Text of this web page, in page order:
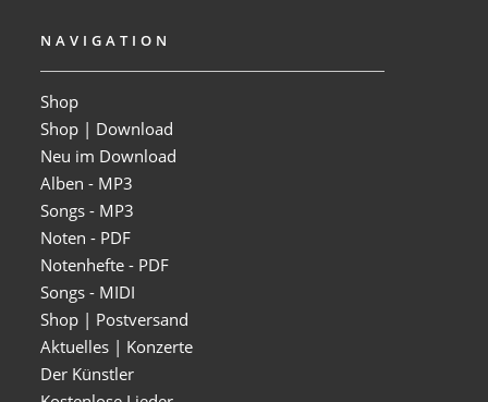
NAVIGATION
Shop
Shop | Download
Neu im Download
Alben - MP3
Songs - MP3
Noten - PDF
Notenhefte - PDF
Songs - MIDI
Shop | Postversand
Aktuelles | Konzerte
Der Künstler